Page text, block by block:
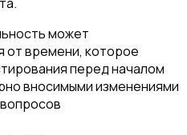
может
от времени, которое
перед началом
вносимыми изменениями